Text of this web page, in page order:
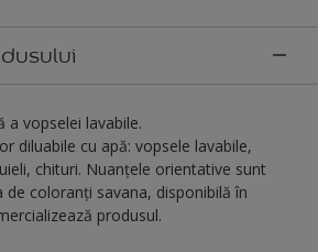
a vopselei lavabile.
diluabile cu apă: vopsele lavabile,
chituri. Nuanţele orientative sunt
de coloranţi savana, disponibilă în
produsul.